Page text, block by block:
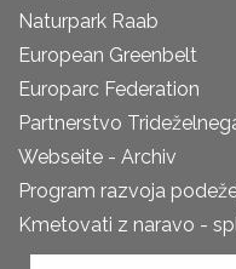
Naturpark Raab
European Greenbelt
Europarc Federation
Partnerstvo
Webseite - Archiv
Program razvoja
Kmetovati z naravo -